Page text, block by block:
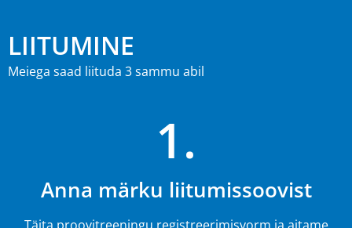
LIITUMINE
Meiega saad liituda 3 sammu abil
1.
Anna märku liitumissoovist